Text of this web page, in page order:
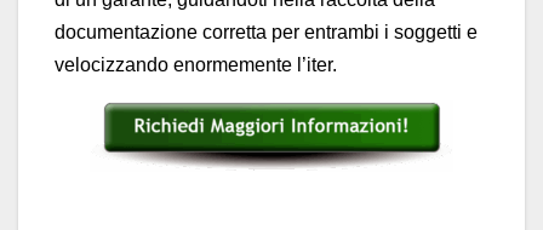
documentazione corretta per entrambi i soggetti e
velocizzando enormemente l’iter.